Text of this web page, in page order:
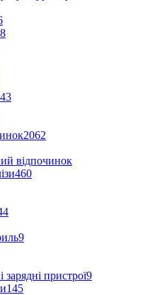
43
2062
відпочинок
460
9
зарядні пристрої9
145